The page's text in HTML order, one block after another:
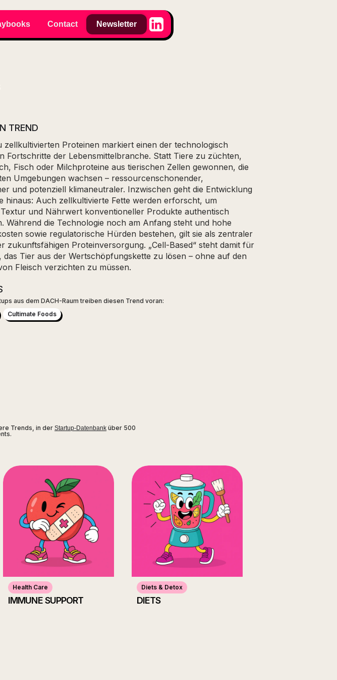
Contact Newsletter
TREND
zellkultivierten Proteinen markiert einen der technologisch
Fortschritte der Lebensmittelbranche. Statt Tiere zu züchten,
Fisch oder Milchproteine aus tierischen Zellen gewonnen, die
Umgebungen wachsen – ressourcenschonender,
und potenziell klimaneutraler. Inzwischen geht die Entwicklung
hinaus: Auch zellkultivierte Fette werden erforscht, um
und Nährwert konventioneller Produkte authentisch
Während die Technologie noch am Anfang steht und hohe
sowie regulatorische Hürden bestehen, gilt sie als zentraler
zukunftsfähigen Proteinversorgung. „Cell-Based“ steht damit für
das Tier aus der Wertschöpfungskette zu lösen – ohne auf den
Fleisch verzichten zu müssen.
aus dem DACH-Raum treiben diesen Trend voran:
Cultimate Foods
Trends, in der Startup-Datenbank über 500
Health Care
IMMUNE SUPPORT
Diets & Detox
DIETS